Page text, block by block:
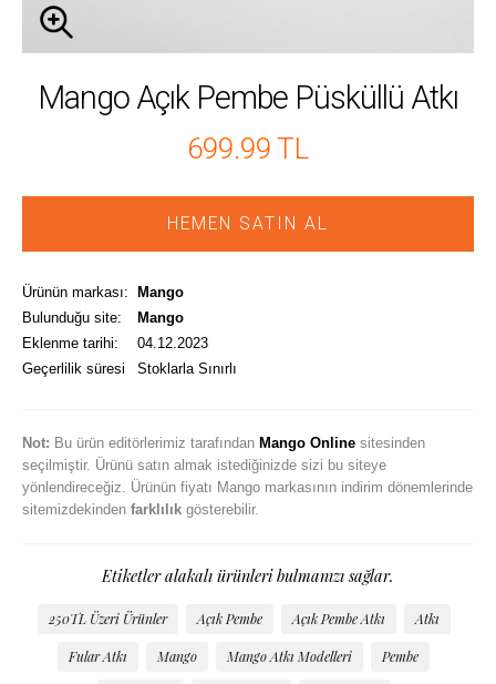
Mango Açık Pembe Püsküllü Atkı
699.99 TL
HEMEN SATIN AL
Ürünün markası:
Mango
Bulunduğu site:
Mango
Eklenme tarihi:
04.12.2023
Geçerlilik süresi
Stoklarla Sınırlı
Not: Bu ürün editörlerimiz tarafından Mango Onlinesitesinden
seçilmiştir. Ürünü satın almak istediğinizde sizi bu siteye
yönlendireceğiz. Ürünün fiyatı Mango markasının indirim dönemlerinde
sitemizdekinden farklılıkgösterebilir.
Etiketler alakalı ürünleri bulmanızı sağlar.
250TL Üzeri Ürünler Açık Pembe Açık Pembe Atkı Atkı
Fular Atkı Mango Mango Atkı Modelleri Pembe